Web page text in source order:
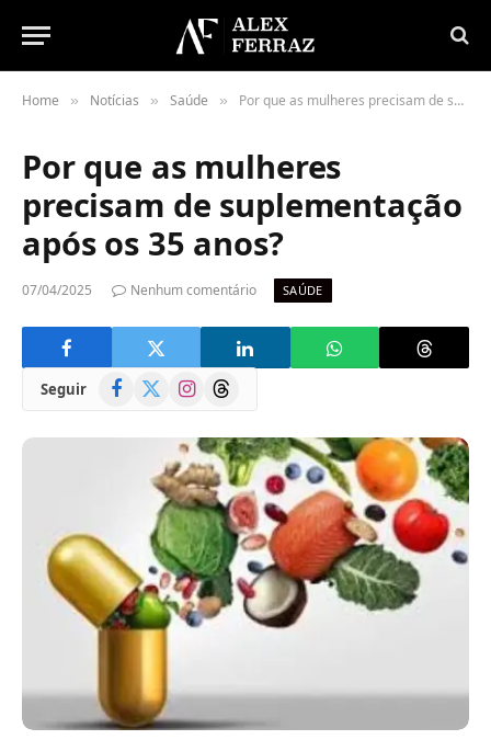
Home » Notícias » Saúde » Por que as mulheres precisam de suplementação após os 35 anos?
Por que as mulheres
precisam de suplementação
após os 35 anos?
07/04/2025 Nenhum comentário SAÚDE
Seguir Facebook
(Twitter)
InstagramThreads